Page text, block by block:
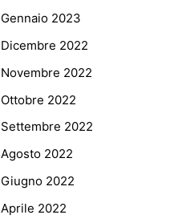
Gennaio 2023
Dicembre 2022
Novembre 2022
Ottobre 2022
Settembre 2022
Agosto 2022
Giugno 2022
Aprile 2022